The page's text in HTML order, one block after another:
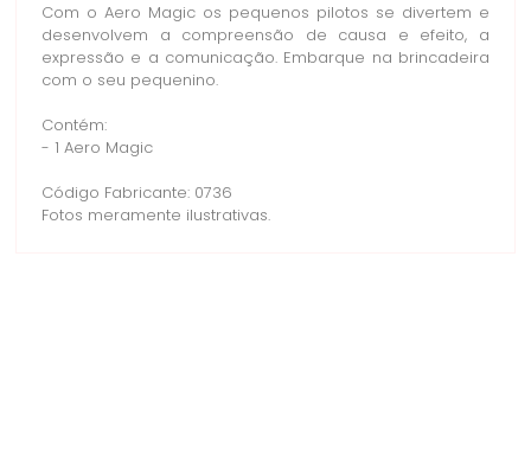
Com o Aero Magic os pequenos pilotos se divertem e
desenvolvem a compreensão de causa e efeito, a
expressão e a comunicação. Embarque na brincadeira
com o seu pequenino.
Contém:
- 1 Aero Magic
Código Fabricante: 0736
Fotos meramente ilustrativas.